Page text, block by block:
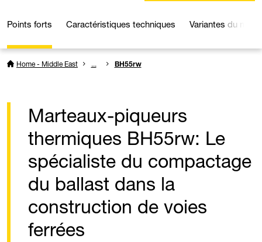
Points forts Caractéristiques techniques Variantes du
Home - Middle East ... BH55rw
Marteaux-piqueurs
thermiques BH55rw: Le
spécialiste du compactage
du ballast dans la
construction de voies
ferrées